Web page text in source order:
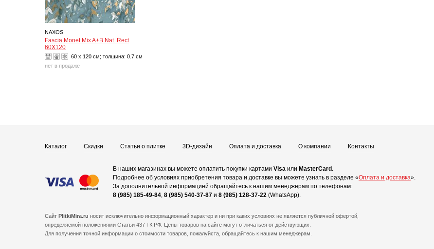
NAXOS
Fascia Monet Mix A+B Nat. Rect
60X120
60 x 120 см; толщина: 0.7 см
нет в продаже
Каталог Скидки Статьи о плитке 3D-дизайн Оплата и доставка О компании Контакты
В наших магазинах вы можете оплатить покупки картами Visa или MasterCard .
Подробнее об условиях приобретения товара и доставке вы можете узнать в разделе «Оплата и доставка».
За дополнительной информацией обращайтесь к нашим менеджерам по телефонам:
8 (985) 185-49-84, 8 (985) 540-37-87 и 8 (985) 128-37-22 (WhatsApp).
Сайт PlitkiMira.ru носит исключительно информационный характер и ни при каких условиях не является публичной офертой,
определяемой положениями Статьи 437 ГК РФ. Цены товаров на сайте могут отличаться от действующих.
Для получения точной информации о стоимости товаров, пожалуйста, обращайтесь к нашим менеджерам.